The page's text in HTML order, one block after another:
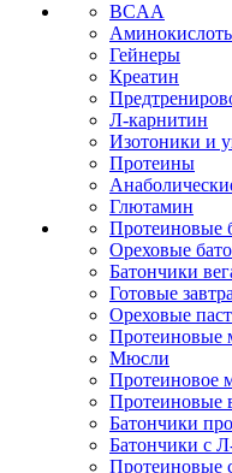
BCAA
Гейнеры
Креатин
Л-карнитин
Изотоники и
Протеины
Глютамин
Протеиновые
Ореховые
Батончики
Готовые
Ореховые
Протеиновые
Мюсли
Протеиновое
Протеиновые
Батончики
Батончики с
Протеиновые